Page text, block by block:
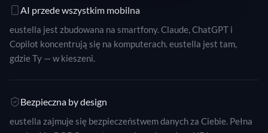
AI przede wszystkim mobilna
eustella jest zbudowana na smartfony. Claude, ChatGPT i
Copilot koncentrują się na komputerach. eustella jest tam,
gdzie Ty — w kieszeni.
Bezpieczna by design
eustella zajmuje się bezpieczeństwem danych za Ciebie. Pełna